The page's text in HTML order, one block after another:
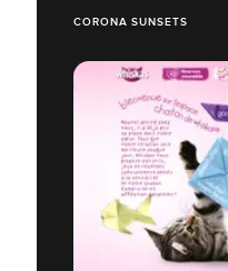
CORONA SUNSETS